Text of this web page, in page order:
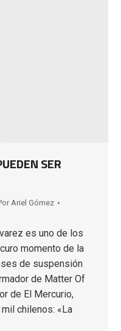
SER
Ariel Gómez
es uno de los
momento de la
de suspensión
de Matter Of
de El Mercurio,
chilenos: «La